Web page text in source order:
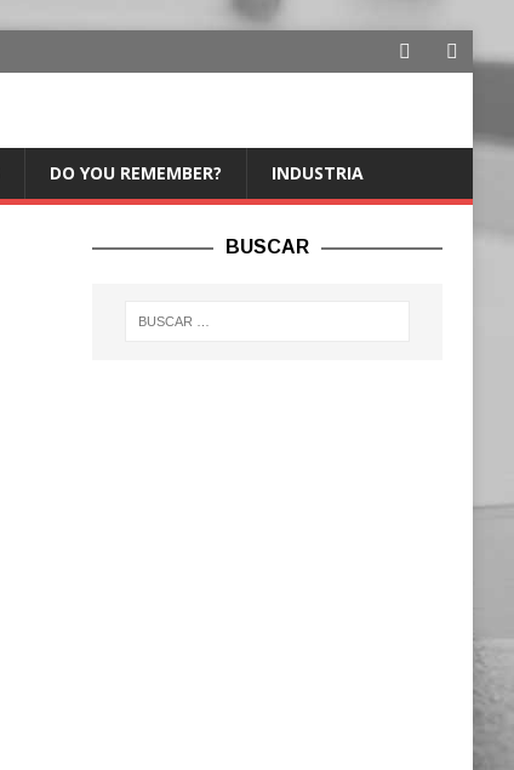
DO YOU REMEMBER? INDUSTRIA
BUSCAR